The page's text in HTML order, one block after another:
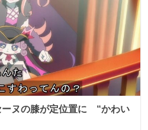
ーヌの膝が定位置に “かわい